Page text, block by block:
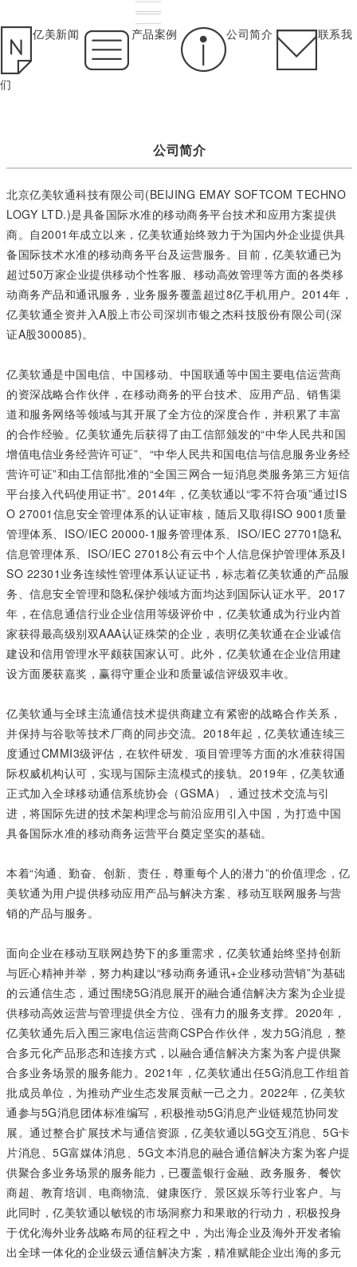
亿美新闻 产品案例 公司简介 联系我
们
公司简介
北京亿美软通科技有限公司(BEIJING EMAY SOFTCOM TECHNO
LOGY LTD.)是具备国际水准的移动商务平台技术和应用方案提供
商。自2001年成立以来，亿美软通始终致力于为国内外企业提供具
备国际技术水准的移动商务平台及运营服务。目前，亿美软通已为
超过50万家企业提供移动个性客服、移动高效管理等方面的各类移
动商务产品和通讯服务，业务服务覆盖超过8亿手机用户。2014年，
亿美软通全资并入A股上市公司深圳市银之杰科技股份有限公司(深
证A股300085)。
亿美软通是中国电信、中国移动、中国联通等中国主要电信运营商
的资深战略合作伙伴，在移动商务的平台技术、应用产品、销售渠
道和服务网络等领域与其开展了全方位的深度合作，并积累了丰富
的合作经验。亿美软通先后获得了由工信部颁发的“中华人民共和国
增值电信业务经营许可证”、“中华人民共和国电信与信息服务业务经
营许可证”和由工信部批准的“全国三网合一短消息类服务第三方短信
平台接入代码使用证书”。2014年，亿美软通以“零不符合项”通过IS
O 27001信息安全管理体系的认证审核，随后又取得ISO 9001质量
管理体系、ISO/IEC 20000-1服务管理体系、ISO/IEC 27701隐私
信息管理体系、ISO/IEC 27018公有云中个人信息保护管理体系及I
SO 22301业务连续性管理体系认证证书，标志着亿美软通的产品服
务、信息安全管理和隐私保护领域方面均达到国际认证水平。2017
年，在信息通信行业企业信用等级评价中，亿美软通成为行业内首
家获得最高级别双AAA认证殊荣的企业，表明亿美软通在企业诚信
建设和信用管理水平颇获国家认可。此外，亿美软通在企业信用建
设方面屡获嘉奖，赢得守重企业和质量诚信评级双丰收。
亿美软通与全球主流通信技术提供商建立有紧密的战略合作关系，
并保持与谷歌等技术厂商的同步交流。2018年起，亿美软通连续三
度通过CMMI3级评估，在软件研发、项目管理等方面的水准获得国
际权威机构认可，实现与国际主流模式的接轨。2019年，亿美软通
正式加入全球移动通信系统协会（GSMA），通过技术交流与引
进，将国际先进的技术架构理念与前沿应用引入中国，为打造中国
具备国际水准的移动商务运营平台奠定坚实的基础。
本着“沟通、勤奋、创新、责任，尊重每个人的潜力”的价值理念，亿
美软通为用户提供移动应用产品与解决方案、移动互联网服务与营
销的产品与服务。
面向企业在移动互联网趋势下的多重需求，亿美软通始终坚持创新
与匠心精神并举，努力构建以“移动商务通讯+企业移动营销”为基础
的云通信生态，通过围绕5G消息展开的融合通信解决方案为企业提
供移动高效运营与管理提供全方位、强有力的服务支撑。2020年，
亿美软通先后入围三家电信运营商CSP合作伙伴，发力5G消息，整
合多元化产品形态和连接方式，以融合通信解决方案为客户提供聚
合多业务场景的服务能力。2021年，亿美软通出任5G消息工作组首
批成员单位，为推动产业生态发展贡献一己之力。2022年，亿美软
通参与5G消息团体标准编写，积极推动5G消息产业链规范协同发
展。通过整合扩展技术与通信资源，亿美软通以5G交互消息、5G卡
片消息、5G富媒体消息、5G文本消息的融合通信解决方案为客户提
供聚合多业务场景的服务能力，已覆盖银行金融、政务服务、餐饮
商超、教育培训、电商物流、健康医疗、景区娱乐等行业客户。与
此同时，亿美软通以敏锐的市场洞察力和果敢的行动力，积极投身
于优化海外业务战略布局的征程之中，为出海企业及海外开发者输
出全球一体化的企业级云通信解决方案，精准赋能企业出海的多元